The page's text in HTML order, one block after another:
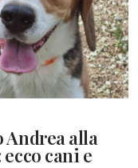
Andrea alla
cani e